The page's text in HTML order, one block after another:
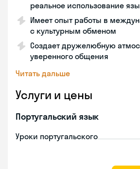
реальное использование
Имеет опыт работы в
с культурным обменом
Создает дружелюбную
уверенного общения
Читать дальше
Услуги и цены
Португальский язык
Уроки португальского